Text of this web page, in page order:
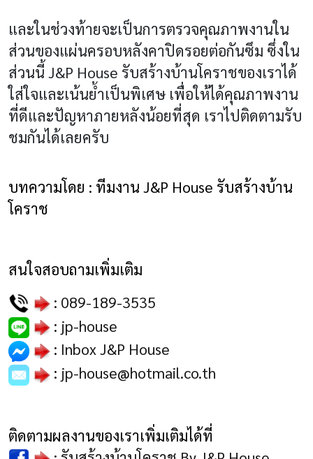
และในช่วงท้ายจะเป็นการตรวจคุณภาพงานใน
ส่วนของแผ่นครอบหลังคาปิดรอยต่อกันซึม ซึ่งใน
ส่วนนี้ J&P House รับสร้างบ้านโคราชของเราได้
ใส่ใจและเน้นย้ำเป็นพิเศษ เพื่อให้ได้คุณภาพงาน
ที่ดีและปัญหาภายหลังน้อยที่สุด เราไปติดตามรับ
ชมกันได้เลยครับ
บทความโดย : ทีมงาน J&P House รับสร้างบ้าน
โคราช
สนใจสอบถามเพิ่มเติม
: 089-189-3535
: jp-house
: Inbox J&P House
: jp-house@hotmail.co.th
ติดตามผลงานของเราเพิ่มเติมได้ที่